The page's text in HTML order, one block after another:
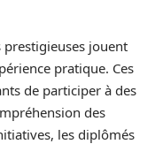
prestigieuses jouent
pratique. Ces
de participer à des
des
les diplômés